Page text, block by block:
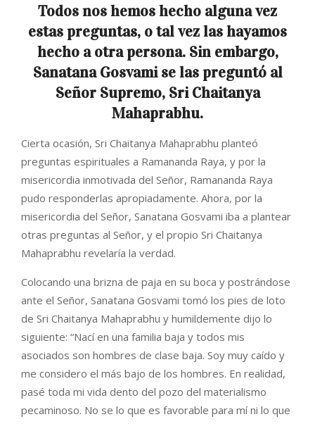
Todos nos hemos hecho alguna vez
estas preguntas, o tal vez las hayamos
hecho a otra persona. Sin embargo,
Sanatana Gosvami se las preguntó al
Señor Supremo, Sri Chaitanya
Mahaprabhu.
Cierta ocasión, Sri Chaitanya Mahaprabhu planteó
preguntas espirituales a Ramananda Raya, y por la
misericordia inmotivada del Señor, Ramananda Raya
pudo responderlas apropiadamente. Ahora, por la
misericordia del Señor, Sanatana Gosvami iba a plantear
otras preguntas al Señor, y el propio Sri Chaitanya
Mahaprabhu revelaría la verdad.
Colocando una brizna de paja en su boca y postrándose
ante el Señor, Sanatana Gosvami tomó los pies de loto
de Sri Chaitanya Mahaprabhu y humildemente dijo lo
siguiente: “Nací en una familia baja y todos mis
asociados son hombres de clase baja. Soy muy caído y
me considero el más bajo de los hombres. En realidad,
pasé toda mi vida dento del pozo del materialismo
pecaminoso. No se lo que es favorable para mí ni lo que